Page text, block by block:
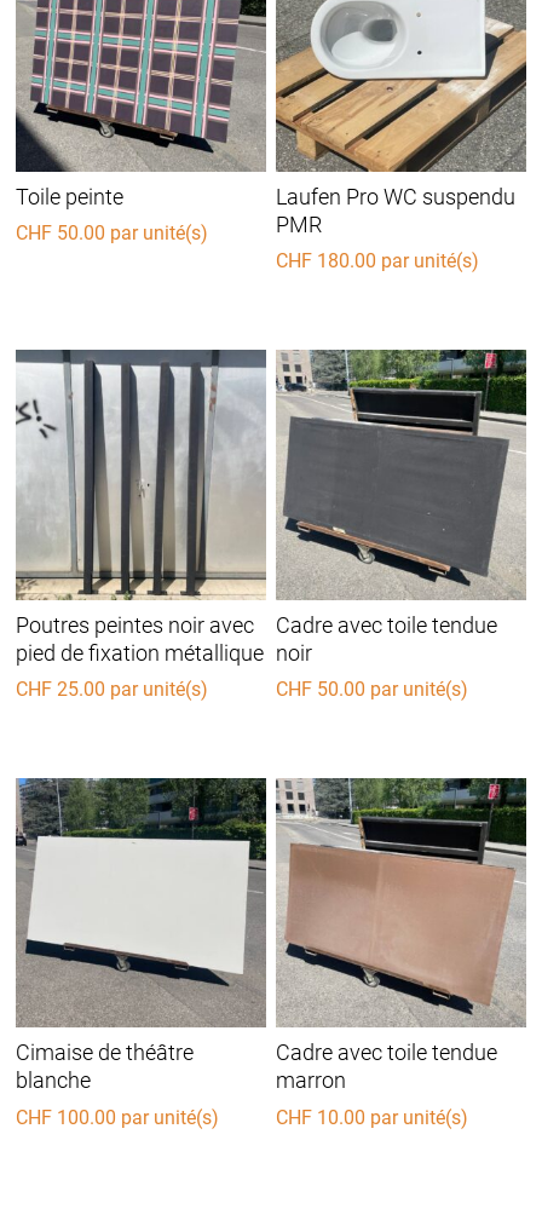
Toile peinte
CHF 50.00 par unité(s)
Laufen Pro WC suspendu
PMR
CHF 180.00 par unité(s)
Poutres peintes noir avec
pied de fixation métallique
CHF 25.00 par unité(s)
Cadre avec toile tendue
noir
CHF 50.00 par unité(s)
Cimaise de théâtre
blanche
CHF 100.00 par unité(s)
Cadre avec toile tendue
marron
CHF 10.00 par unité(s)